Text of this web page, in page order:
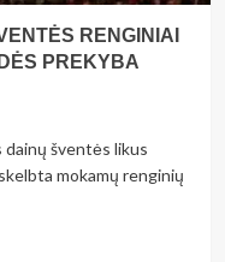
RENGINIAI
PREKYBA
šventės likus
mokamų renginių